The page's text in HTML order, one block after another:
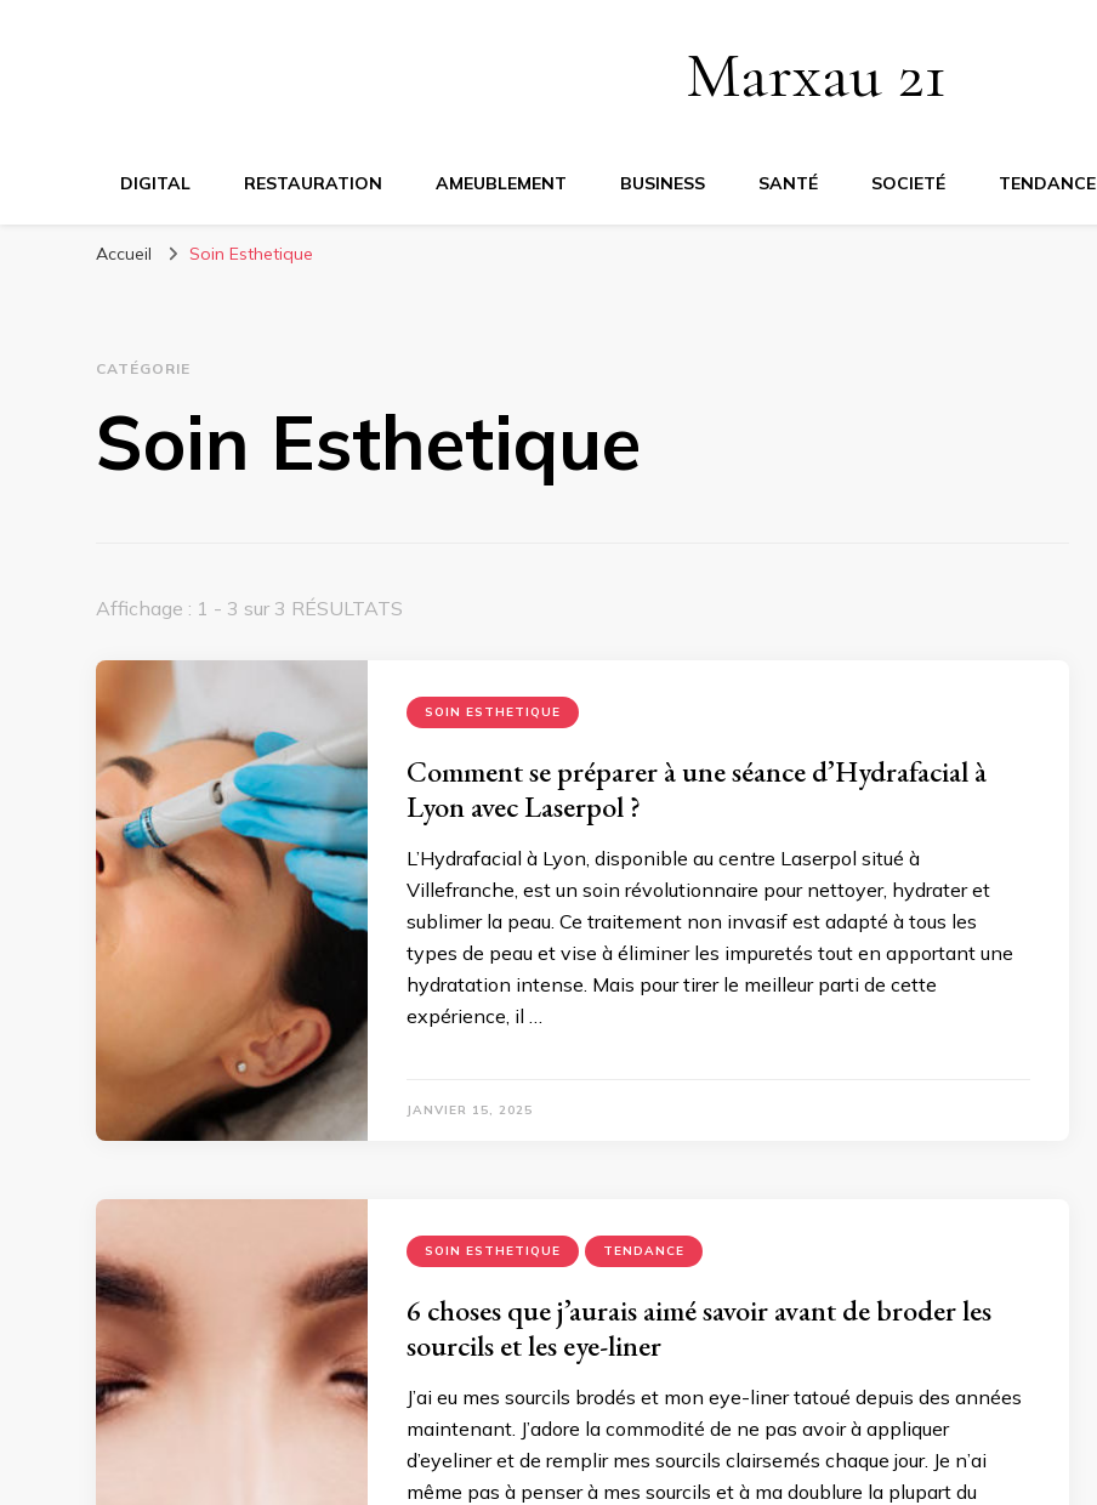
Marxau 21
DIGITAL RESTAURATION AMEUBLEMENT BUSINESS SANTÉ SOCIETÉ TENDANCE
Accueil Soin Esthetique
CATÉGORIE
Soin Esthetique
Affichage : 1 - 3 sur 3 RÉSULTATS
SOIN ESTHETIQUE
Comment se préparer à une séance d’Hydrafacial à
Lyon avec Laserpol ?
L’Hydrafacial à Lyon, disponible au centre Laserpol situé à
Villefranche, est un soin révolutionnaire pour nettoyer, hydrater et
sublimer la peau. Ce traitement non invasif est adapté à tous les
types de peau et vise à éliminer les impuretés tout en apportant une
hydratation intense. Mais pour tirer le meilleur parti de cette
expérience, il …
JANVIER 15, 2025
SOIN ESTHETIQUE TENDANCE
6 choses que j’aurais aimé savoir avant de broder les
sourcils et les eye-liner
J’ai eu mes sourcils brodés et mon eye-liner tatoué depuis des années
maintenant. J’adore la commodité de ne pas avoir à appliquer
d’eyeliner et de remplir mes sourcils clairsemés chaque jour. Je n’ai
même pas à penser à mes sourcils et à ma doublure la plupart du